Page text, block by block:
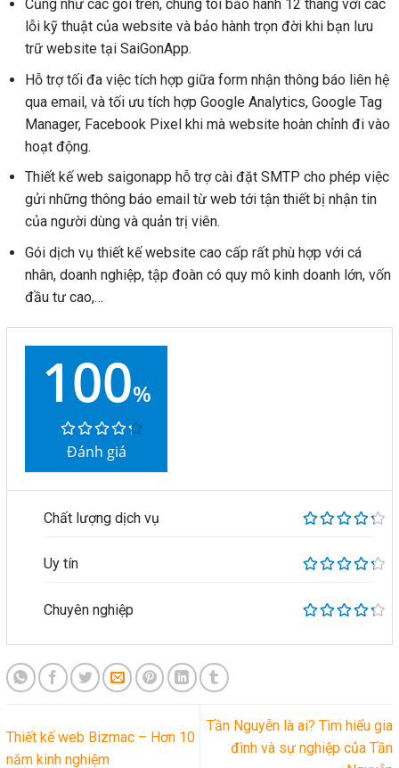
Cũng như các gói trên, chúng tôi bảo hành 12 tháng với các
lỗi kỹ thuật của website và bảo hành trọn đời khi bạn lưu
trữ website tại SaiGonApp.
Hỗ trợ tối đa việc tích hợp giữa form nhận thông báo liên hệ
qua email, và tối ưu tích hợp Google Analytics, Google Tag
Manager, Facebook Pixel khi mà website hoàn chỉnh đi vào
hoạt động.
Thiết kế web saigonapp hỗ trợ cài đặt SMTP cho phép việc
gửi những thông báo email từ web tới tận thiết bị nhận tin
của người dùng và quản trị viên.
Gói dịch vụ thiết kế website cao cấp rất phù hợp với cá
nhân, doanh nghiệp, tập đoàn có quy mô kinh doanh lớn, vốn
đầu tư cao,…
100%
Đánh giá
Chất lượng dịch vụ
Uy tín
Chuyên nghiệp
Thiết kế web Bizmac – Hơn 10
năm kinh nghiệm
Tần Nguyễn là ai? Tìm hiểu gia
đình và sự nghiệp của Tần